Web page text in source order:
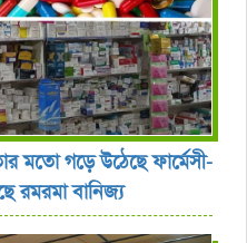
মতো গড়ে উঠেছে ফার্মেসী-
রমরমা বানিজ্য